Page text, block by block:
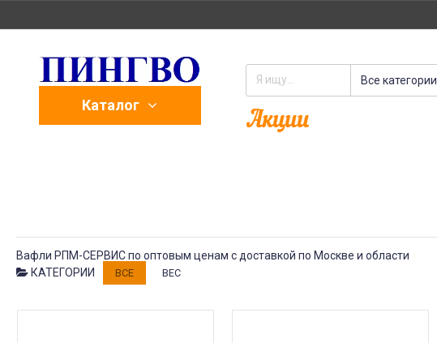
Каталог
Все категории
Вафли РПМ-СЕРВИС по оптовым ценам с доставкой по Москве и области
КАТЕГОРИИ
ВСЕ ВЕС